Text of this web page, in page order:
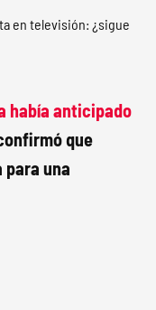
había anticipado
que
una